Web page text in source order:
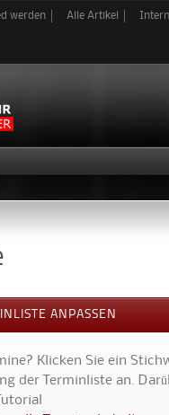
Direkt
werden Alle Artikel Intern
ANPASSEN
Klicken Sie ein
der Terminliste an.